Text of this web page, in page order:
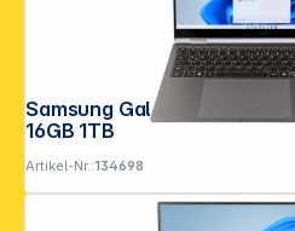
Samsung Galaxy Book5 gray 40,6cm(16") Ultra 7
16GB 1TB
Artikel-Nr.:134698